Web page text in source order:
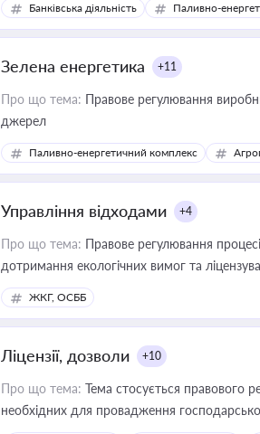
Банківська діяльність Паливно-
Зелена енергетика +11
Про що тема: Правове регулювання
джерел
Паливно-енергетичний комплекс
Управління відходами +4
Про що тема: Правове регулювання
дотримання екологічних вимог та
ЖКГ, ОСББ
Ліцензії, дозволи +10
Про що тема: Тема стосується правового
необхідних для провадження